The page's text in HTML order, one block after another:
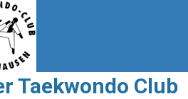
Taekwondo Club